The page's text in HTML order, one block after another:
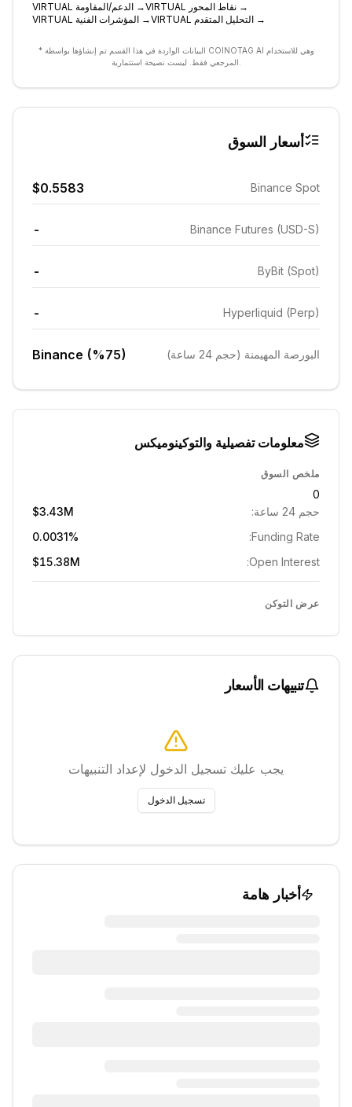
VIRTUAL الدعم/المقاومة →VIRTUAL نقاط المحور →
VIRTUAL المؤشرات الفنية →VIRTUAL التحليل المتقدم →
* البيانات الواردة في هذا القسم تم إنشاؤها بواسطة COINOTAG AI وهي للاستخدام
أسعار السوق
Binance Spot
$0.5583
Binance Futures (USD-S)
-
ByBit (Spot)
-
Hyperliquid (Perp)
-
البورصة المهيمنة (حجم 24 ساعة) Binance (%75)
معلومات تفصيلية والتوكينوميكس
ملخص السوق
0
حجم 24 ساعة:
$3.43M
Funding Rate:
0.0031%
Open Interest:
$15.38M
عرض التوكن
تنبيهات الأسعار
يجب عليك تسجيل الدخول لإعداد التنبيهات
تسجيل الدخول
أخبار هامة